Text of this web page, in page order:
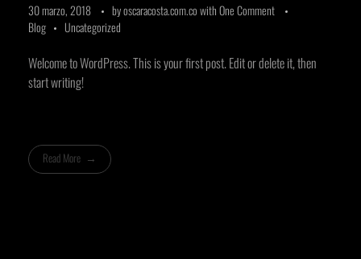
30 marzo, 2018 byoscaracosta.com.cowithOne Comment
Blog
Uncategorized
Welcome to WordPress. This is your first post. Edit or delete it, then
start writing!
Read More